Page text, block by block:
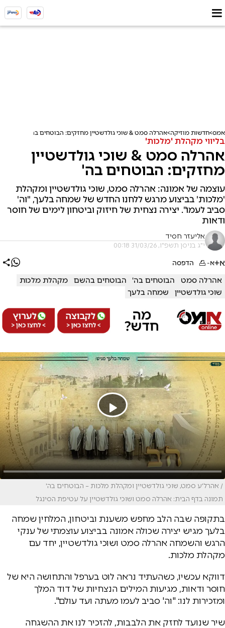
אמס חדשות מוזיקה אהרלה סמט & שוכי גולדשטיין מחזקים: הבוטחים בה'
בליווי מקהלת 'מלכות'
אהרלה סמט & שוכי גולדשטיין
מחזקים: הבוטחים בה'
עוצמה של אמונה: אהרלה סמט, שוכי גולדשטיין ומקהלת
'מלכות' בביצוע מרגש ללחנו החדש של שמחה בלעך, "וה'
סביב לעמו". יצירה נצחית של חיזוק וביטחון לימים של חוסר
ודאות
אליעזר חסיד
י"ג בניסן תשפ"ו, 31/03/26 00:18
א+א- הדפסה
אהרלה סמט הבוטחים בה' הבוטחים בהשם
מקהלת מלכות
שוכי גולדשטיין
שמחה בלעך
/ אהרל'ע סמט, שוכי גולדשטיין ומקהלת מלכות – הבוטחים בה'
תמונה בדף הבית: אהרלה סמט ושוכי גולדשטיין על עטיפת הסינגל
בתקופה שבה הלב מחפש משענת וביטחון, המלחין שמחה
בלעך מגיש יצירה שכולה אמונה בביצוע עוצמתי של ענקי
הרגש והשמחה אהרלה סמט ושוכי גולדשטיין, יחד עם
מקהלת מלכות.
דווקא עכשיו, כשהעתיד נראה לוט בערפל והתחושה היא של
חוסר ודאות, מגיעות המילים הנצחיות של דוד המלך
ומזכירות לנו: "וה' סביב לעמו מעתה ועד עולם".
שיר שנועד לחזק את הלבבות, להזכיר לנו את ההשגחה